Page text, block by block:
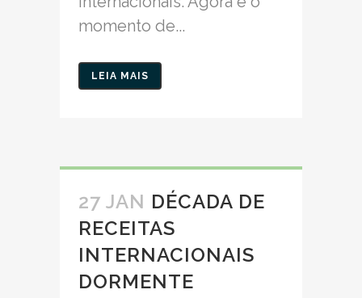
momento de...
LEIA MAIS
27 JAN DÉCADA DE
RECEITAS
INTERNACIONAIS
DORMENTE